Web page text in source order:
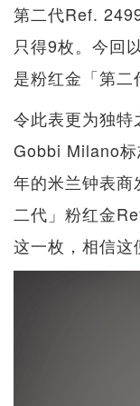
第二代Ref.
只得9枚。今回
是粉红金「第二
令此表更为独
Gobbi Milano
年的米兰钟表
二代」粉红金
这一枚，相信这